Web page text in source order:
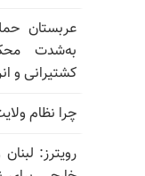
عربستان
به‌شدت
کشتیرانی و
چرا نظام
رویترز: